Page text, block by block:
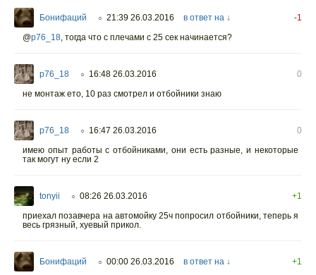
Бонифаций ○ 21:39 26.03.2016 в ответ на ↓
-1
@p76_18 тогда что с плечами с 25 сек начинается?
p76_18 ○ 16:48 26.03.2016
0
не монтаж ето, 10 раз смотрел и отбойники знаю
p76_18 ○ 16:47 26.03.2016
0
имею опыт работы с отбойниками, они есть разные, и некоторые
так могут ну если 2
tonyii ○ 08:26 26.03.2016
+1
приехал позавчера на автомойку 25ч попросил отбойники, теперь я
весь грязный, хуевый прикол.
Бонифаций ○ 00:00 26.03.2016 в ответ на ↓
+1